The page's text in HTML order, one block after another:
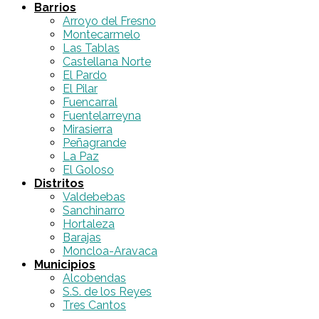
Barrios
Arroyo del Fresno
Montecarmelo
Las Tablas
Castellana Norte
El Pardo
El Pilar
Fuencarral
Fuentelarreyna
Mirasierra
Peñagrande
La Paz
El Goloso
Distritos
Valdebebas
Sanchinarro
Hortaleza
Barajas
Moncloa-Aravaca
Municipios
Alcobendas
S.S. de los Reyes
Tres Cantos